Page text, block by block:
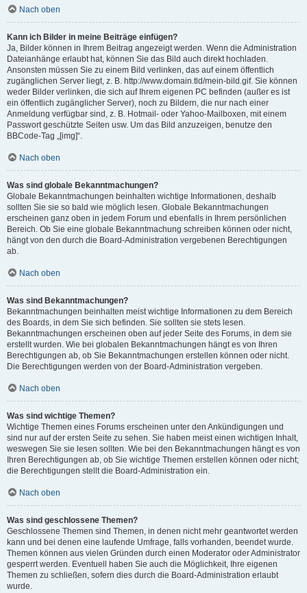
Nach oben
Kann ich Bilder in meine Beiträge einfügen?
Ja, Bilder können in Ihrem Beitrag angezeigt werden. Wenn die Administration
Dateianhänge erlaubt hat, können Sie das Bild auch direkt hochladen.
Ansonsten müssen Sie zu einem Bild verlinken, das auf einem öffentlich
zugänglichen Server liegt, z. B. http://www.domain.tld/mein-bild.gif. Sie können
weder Bilder verlinken, die sich auf Ihrem eigenen PC befinden (außer es ist
ein öffentlich zugänglicher Server), noch zu Bildern, die nur nach einer
Anmeldung verfügbar sind, z. B. Hotmail- oder Yahoo-Mailboxen, mit einem
Passwort geschützte Seiten usw. Um das Bild anzuzeigen, benutze den
BBCode-Tag „[img]“.
Nach oben
Was sind globale Bekanntmachungen?
Globale Bekanntmachungen beinhalten wichtige Informationen, deshalb
sollten Sie sie so bald wie möglich lesen. Globale Bekanntmachungen
erscheinen ganz oben in jedem Forum und ebenfalls in Ihrem persönlichen
Bereich. Ob Sie eine globale Bekanntmachung schreiben können oder nicht,
hängt von den durch die Board-Administration vergebenen Berechtigungen
ab.
Nach oben
Was sind Bekanntmachungen?
Bekanntmachungen beinhalten meist wichtige Informationen zu dem Bereich
des Boards, in dem Sie sich befinden. Sie sollten sie stets lesen.
Bekanntmachungen erscheinen oben auf jeder Seite des Forums, in dem sie
erstellt wurden. Wie bei globalen Bekanntmachungen hängt es von Ihren
Berechtigungen ab, ob Sie Bekanntmachungen erstellen können oder nicht.
Die Berechtigungen werden von der Board-Administration vergeben.
Nach oben
Was sind wichtige Themen?
Wichtige Themen eines Forums erscheinen unter den Ankündigungen und
sind nur auf der ersten Seite zu sehen. Sie haben meist einen wichtigen Inhalt,
weswegen Sie sie lesen sollten. Wie bei den Bekanntmachungen hängt es von
Ihren Berechtigungen ab, ob Sie wichtige Themen erstellen können oder nicht;
die Berechtigungen stellt die Board-Administration ein.
Nach oben
Was sind geschlossene Themen?
Geschlossene Themen sind Themen, in denen nicht mehr geantwortet werden
kann und bei denen eine laufende Umfrage, falls vorhanden, beendet wurde.
Themen können aus vielen Gründen durch einen Moderator oder Administrator
gesperrt werden. Eventuell haben Sie auch die Möglichkeit, Ihre eigenen
Themen zu schließen, sofern dies durch die Board-Administration erlaubt
wurde.